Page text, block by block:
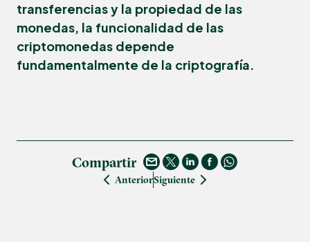
transferencias y la propiedad de las
monedas, la funcionalidad de las
criptomonedas depende
fundamentalmente de la criptografía.
Compartir
AnteriorSiguiente